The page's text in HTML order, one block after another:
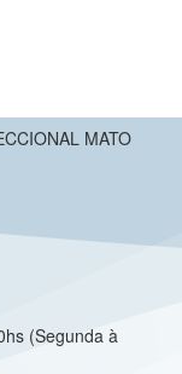
MATO
(Segunda à